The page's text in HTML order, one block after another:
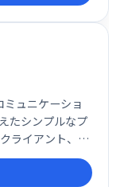
ュニケーショ
たシンプルなプ
ライアント、ベ
および整理する
、透明性を高